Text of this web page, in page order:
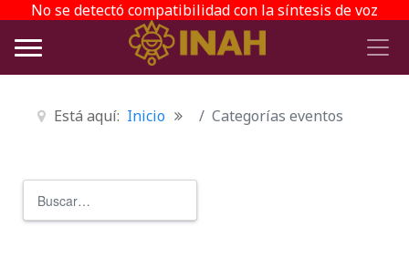
No se detectó compatibilidad con la síntesis de voz
Está aquí: Inicio Categorías eventos